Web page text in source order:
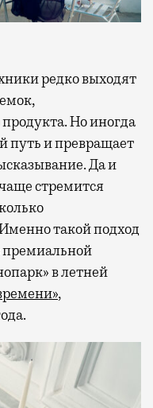
Но иногда
путь и превращает
Да и
стремится
такой подход
премиальной
в летней
,